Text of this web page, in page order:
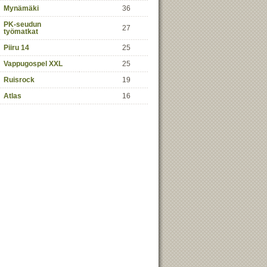
Mynämäki 36
PK-seudun
työmatkat
27
Piiru 14
25
Vappugospel XXL
25
Ruisrock
19
Atlas 16